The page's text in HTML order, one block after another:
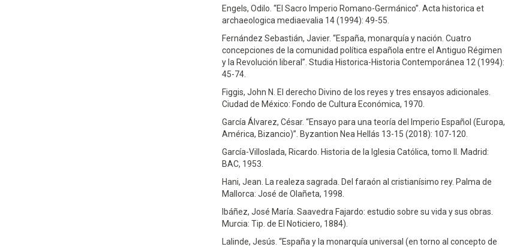
Engels, Odilo. “El Sacro Imperio Romano-Germánico”. Acta historica et
archaeologica mediaevalia 14 (1994): 49-55.
Fernández Sebastián, Javier. “España, monarquía y nación. Cuatro
concepciones de la comunidad política española entre el Antiguo Régimen
y la Revolución liberal”. Studia Historica-Historia Contemporánea 12 (1994):
45-74.
Figgis, John N. El derecho Divino de los reyes y tres ensayos adicionales.
Ciudad de México: Fondo de Cultura Económica, 1970.
García Álvarez, César. “Ensayo para una teoría del Imperio Español (Europa,
América, Bizancio)”. Byzantion Nea Hellás 13-15 (2018): 107-120.
García-Villoslada, Ricardo. Historia de la Iglesia Católica, tomo II. Madrid:
BAC, 1953.
Hani, Jean. La realeza sagrada. Del faraón al cristianísimo rey. Palma de
Mallorca: José de Olañeta, 1998.
Ibáñez, José María. Saavedra Fajardo: estudio sobre su vida y sus obras.
Murcia: Tip. de El Noticiero, 1884).
Lalinde, Jesús. “España y la monarquía universal (en torno al concepto de